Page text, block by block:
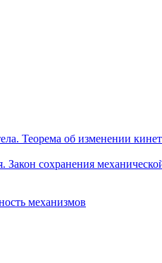
Теорема об изменении
Закон сохранения
механизмов